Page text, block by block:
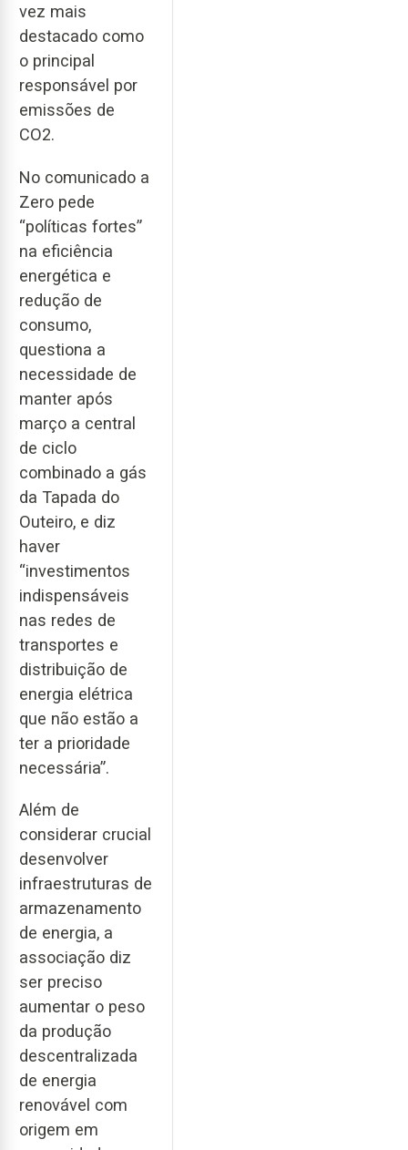
vez mais
destacado como
o principal
responsável por
emissões de
CO2.
No comunicado a
Zero pede
“políticas fortes”
na eficiência
energética e
redução de
consumo,
questiona a
necessidade de
manter após
março a central
de ciclo
combinado a gás
da Tapada do
Outeiro, e diz
haver
“investimentos
indispensáveis
nas redes de
transportes e
distribuição de
energia elétrica
que não estão a
ter a prioridade
necessária”.
Além de
considerar crucial
desenvolver
infraestruturas de
armazenamento
de energia, a
associação diz
ser preciso
aumentar o peso
da produção
descentralizada
de energia
renovável com
origem em